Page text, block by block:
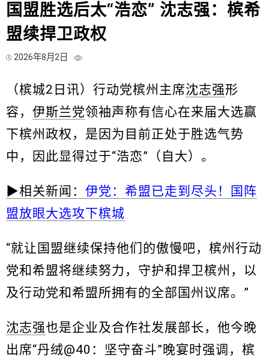
国盟胜选后太“浩恋” 沈志强：槟希
盟续捍卫政权
2026年8月2日
（槟城2日讯）行动党槟州主席沈志强形
容， 伊斯兰党领袖声称有信心在来届大选赢
下槟州政权，是因为目前正处于胜选气势
中，因此显得过于“浩恋”（自大）。
▶相关新闻： 伊党：希盟已走到尽头！国阵
盟放眼大选攻下槟城
“就让国盟继续保持他们的傲慢吧，槟州行动
党和希盟将继续努力，守护和捍卫槟州，以
及行动党和希盟所拥有的全部国州议席。”
沈志强也是企业及合作社发展部长，他今晚
出席“丹绒@40：坚守奋斗”晚宴时强调，槟